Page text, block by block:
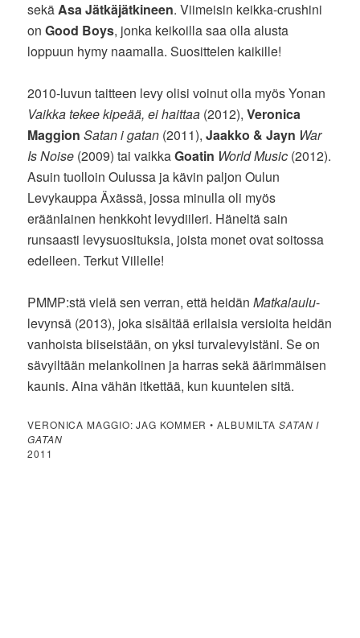
sekäAsa Jätkäjätkineen. Viimeisin keikka-crushini
onGood Boys, jonka keikoilla saa olla alusta
loppuun hymy naamalla. Suosittelen kaikille!
2010-luvun taitteen levy olisi voinut olla myös Yonan
Vaikka tekee kipeää, ei haittaa (2012),Veronica
Maggion Satan i gatan (2011),Jaakko & Jayn War
Is Noise (2009) tai vaikkaGoatin World Music (2012).
Asuin tuolloin Oulussa ja kävin paljon Oulun
Levykauppa Äxässä, jossa minulla oli myös
eräänlainen henkkoht levydiileri. Häneltä sain
runsaasti levysuosituksia, joista monet ovat soitossa
edelleen. Terkut Villelle!
PMMP:stä vielä sen verran, että heidänMatkalaulu-
levynsä (2013), joka sisältää erilaisia versioita heidän
vanhoista biiseistään, on yksi turvalevyistäni. Se on
sävyiltään melankolinen ja harras sekä äärimmäisen
kaunis. Aina vähän itkettää, kun kuuntelen sitä.
VERONICA MAGGIO: JAG KOMMER • ALBUMILTASATAN I
GATAN
2011